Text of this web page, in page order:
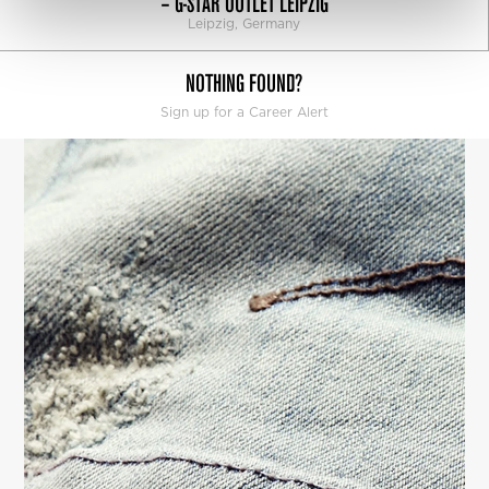
Leipzig, Germany
NOTHING FOUND?
Sign up for a Career Alert